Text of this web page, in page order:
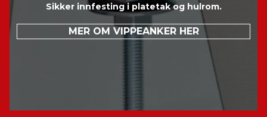
Sikker innfesting i platetak og hulrom.
MER OM VIPPEANKER HER